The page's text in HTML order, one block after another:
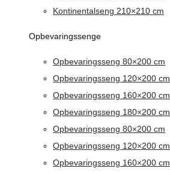
Kontinentalseng 210×210 cm
Opbevaringssenge
Opbevaringsseng 80×200 cm
Opbevaringsseng 120×200 cm
Opbevaringsseng 160×200 cm
Opbevaringsseng 180×200 cm
Opbevaringsseng 80×200 cm
Opbevaringsseng 120×200 cm
Opbevaringsseng 160×200 cm